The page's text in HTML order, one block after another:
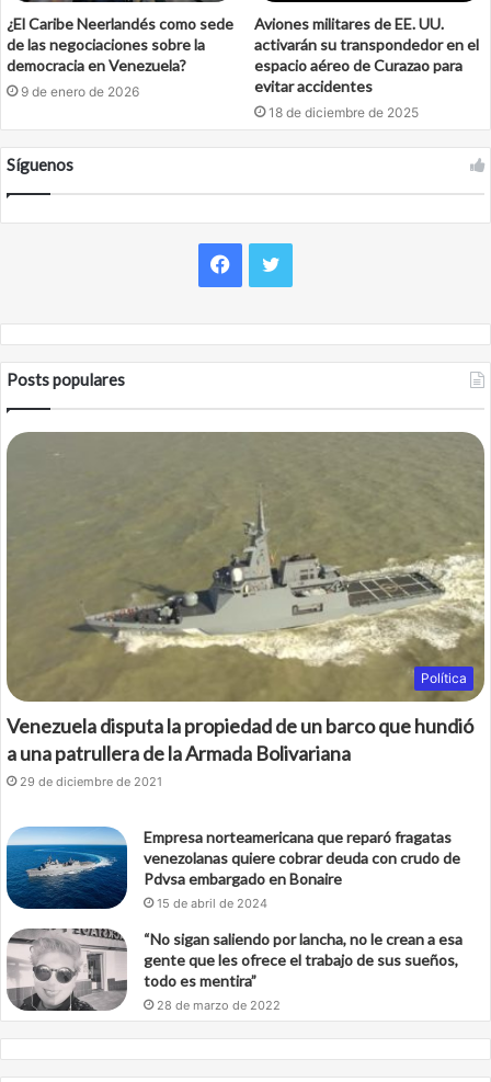
¿El Caribe Neerlandés como sede
de las negociaciones sobre la
democracia en Venezuela?
9 de enero de 2026
Aviones militares de EE. UU.
activarán su transpondedor en el
espacio aéreo de Curazao para
evitar accidentes
18 de diciembre de 2025
Síguenos
Facebook
Twitter
Posts populares
Política
Venezuela disputa la propiedad de un barco que hundió
a una patrullera de la Armada Bolivariana
29 de diciembre de 2021
Empresa norteamericana que reparó fragatas
venezolanas quiere cobrar deuda con crudo de
Pdvsa embargado en Bonaire
15 de abril de 2024
“No sigan saliendo por lancha, no le crean a esa
gente que les ofrece el trabajo de sus sueños,
todo es mentira”
28 de marzo de 2022